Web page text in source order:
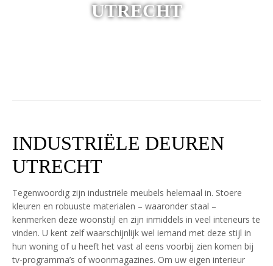
UTRECHT
INDUSTRIËLE DEUREN
UTRECHT
Tegenwoordig zijn industriële meubels helemaal in. Stoere
kleuren en robuuste materialen – waaronder staal –
kenmerken deze woonstijl en zijn inmiddels in veel interieurs te
vinden. U kent zelf waarschijnlijk wel iemand met deze stijl in
hun woning of u heeft het vast al eens voorbij zien komen bij
tv-programma’s of woonmagazines. Om uw eigen interieur